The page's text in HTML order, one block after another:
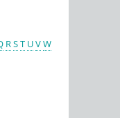
RST UVW